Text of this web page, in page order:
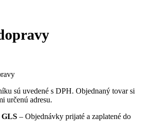
sú uvedené s DPH. Objednaný tovar si
určenú adresu.
– Objednávky prijaté a zaplatené do